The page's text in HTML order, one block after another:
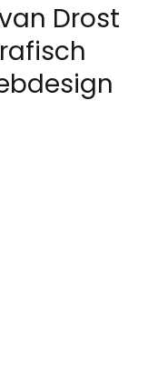
Drost